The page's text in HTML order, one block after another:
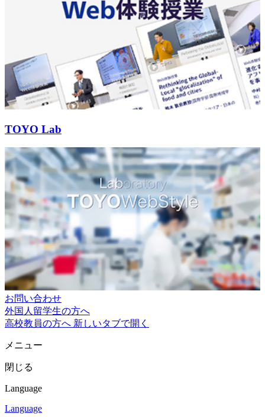
TOYO Lab
お問い合わせ
外国人留学生の方へ
高校教員の方へ 新しいタブで開く
メニュー
閉じる
Language
Language